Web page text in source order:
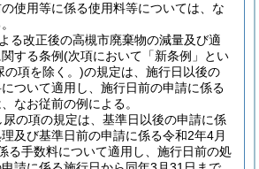
使用等に係る使用料等については、な
る改正後の高槻市廃棄物の減量及び適
する条例(次項において「新条例」とい
の項を除く。)の規定は、施行日以後の
ついて適用し、施行日前の申請に係る
なお従前の例による。
の項の規定は、基準日以後の申請に係
及び基準日前の申請に係る令和2年4月
る手数料について適用し、施行日前の処